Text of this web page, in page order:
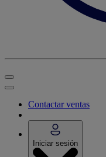
Contactar ventas
Iniciar sesión